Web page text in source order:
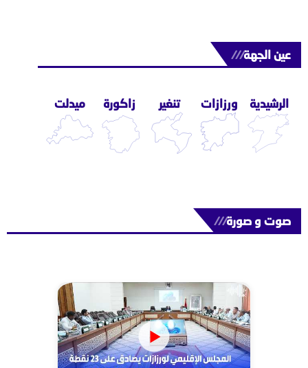
عين الجهة///
الرشيدية ورزازات تنغير زاكورة ميدلت
صوت و صورة///